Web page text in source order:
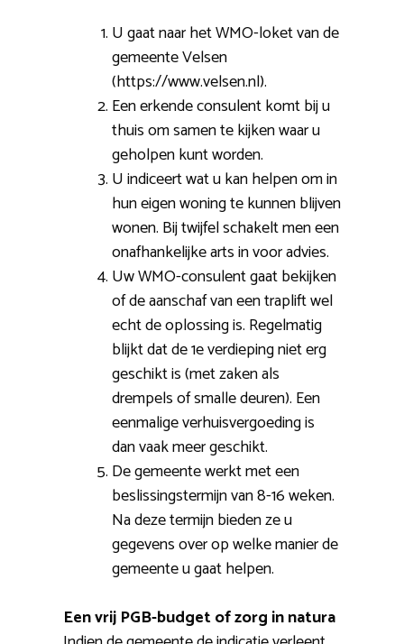
U gaat naar het WMO-loket van de
gemeente Velsen
(https://www.velsen.nl).
Een erkende consulent komt bij u
thuis om samen te kijken waar u
geholpen kunt worden.
U indiceert wat u kan helpen om in
hun eigen woning te kunnen blijven
wonen. Bij twijfel schakelt men een
onafhankelijke arts in voor advies.
Uw WMO-consulent gaat bekijken
of de aanschaf van een traplift wel
echt de oplossing is. Regelmatig
blijkt dat de 1e verdieping niet erg
geschikt is (met zaken als
drempels of smalle deuren). Een
eenmalige verhuisvergoeding is
dan vaak meer geschikt.
De gemeente werkt met een
beslissingstermijn van 8-16 weken.
Na deze termijn bieden ze u
gegevens over op welke manier de
gemeente u gaat helpen.
Een vrij PGB-budget of zorg in natura